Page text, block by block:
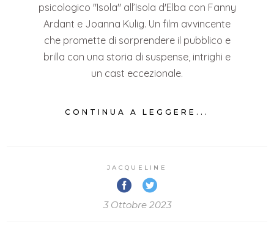
psicologico "Isola" all’Isola d'Elba con Fanny
Ardant e Joanna Kulig. Un film avvincente
che promette di sorprendere il pubblico e
brilla con una storia di suspense, intrighi e
un cast eccezionale.
CONTINUA A LEGGERE...
JACQUELINE
3 Ottobre 2023